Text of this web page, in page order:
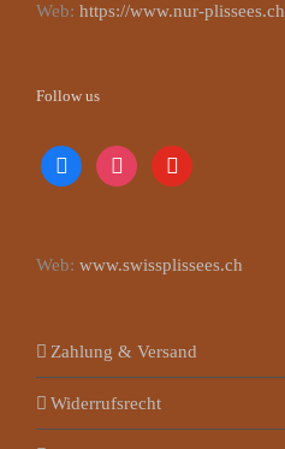
Web: https://www.nur-plissees.ch
Follow us
facebookinstagramyoutube
Web: www.swissplissees.ch
Zahlung & Versand
Widerrufsrecht